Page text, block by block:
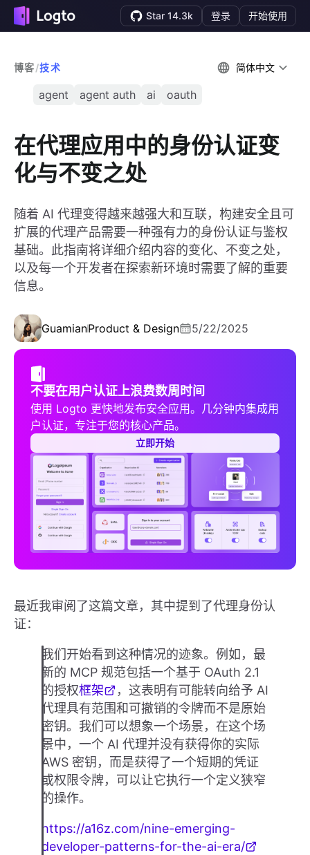
Star 14.3k 登录 开始使用
博客/技术 简体中文
agent agent auth ai oauth
在代理应用中的身份认证变
化与不变之处
随着 AI 代理变得越来越强大和互联，构建安全且可
扩展的代理产品需要一种强有力的身份认证与鉴权
基础。此指南将详细介绍内容的变化、不变之处，
以及每一个开发者在探索新环境时需要了解的重要
信息。
GuamianProduct & Design 5/22/2025
不要在用户认证上浪费数周时间
使用 Logto 更快地发布安全应用。几分钟内集成用
户认证，专注于您的核心产品。
立即开始
最近我审阅了这篇文章，其中提到了代理身份认
证：
我们开始看到这种情况的迹象。例如，最
新的 MCP 规范包括一个基于 OAuth 2.1
的授权框架
，这表明有可能转向给予 AI
代理具有范围和可撤销的令牌而不是原始
密钥。我们可以想象一个场景，在这个场
景中，一个 AI 代理并没有获得你的实际
AWS 密钥，而是获得了一个短期的凭证
或权限令牌，可以让它执行一个定义狭窄
的操作。
https://a16z.com/nine-emerging-
developer-patterns-for-the-ai-era/